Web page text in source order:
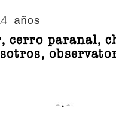
años
cerro paranal,